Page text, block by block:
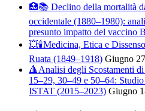
🏥📚 Declino della mortalità
occidentale (1880–1980):
presunto impatto del vaccino
💥🕯️Medicina, Etica e
Ruata (1849–1918) Giugno
🔺Analisi degli Scostamenti
15–29, 30–49 e 50–64:
ISTAT (2015–2023) Giugno